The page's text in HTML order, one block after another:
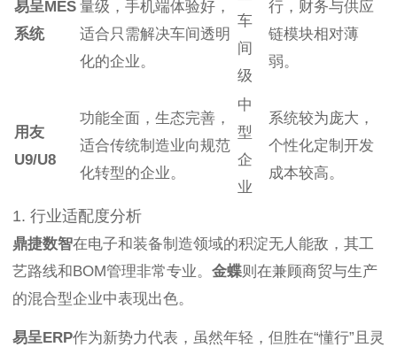
易呈MES
系统
量级，手机端体验好，
适合只需解决车间透明
化的企业。
车
间
级
行，财务与供应
链模块相对薄
弱。
用友
U9/U8
功能全面，生态完善，
适合传统制造业向规范
化转型的企业。
中
型
企
业
系统较为庞大，
个性化定制开发
成本较高。
1. 行业适配度分析
鼎捷数智在电子和装备制造领域的积淀无人能敌，其工
艺路线和BOM管理非常专业。 金蝶则在兼顾商贸与生产
的混合型企业中表现出色。
易呈ERP作为新势力代表，虽然年轻，但胜在“懂行”且灵